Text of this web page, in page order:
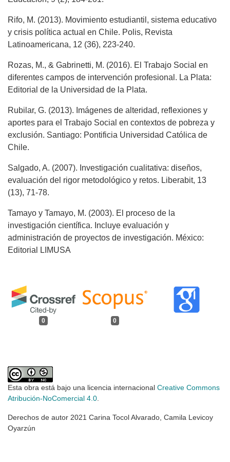
0 0
Rifo, M. (2013). Movimiento estudiantil, sistema educativo
y crisis política actual en Chile. Polis, Revista
Latinoamericana, 12 (36), 223-240.
Rozas, M., & Gabrinetti, M. (2016). El Trabajo Social en
diferentes campos de intervención pro­fesional. La Plata:
Editorial de la Universidad de la Plata.
Rubilar, G. (2013). Imágenes de alteridad, reflexiones y
aportes para el Trabajo Social en con­textos de pobreza y
exclusión. Santiago: Pontificia Universidad Católica de
Chile.
Salgado, A. (2007). Investigación cualitativa: diseños,
evaluación del rigor metodológico y retos. Liberabit, 13
(13), 71-78.
Tamayo y Tamayo, M. (2003). El proceso de la
investigación científica. Incluye evaluación y
administración de proyectos de investigación. México:
Editorial LIMUSA
Esta obra está bajo una licencia internacional Creative Commons
Atribución-NoComercial 4.0
Derechos de autor 2021 Carina Tocol Alvarado, Camila Levicoy
Oyarzún